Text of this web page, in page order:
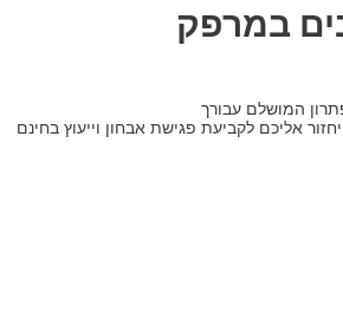
במרפק
המושלם עבורך
אליכם לקביעת פגישת אבחון וייעוץ בחינם